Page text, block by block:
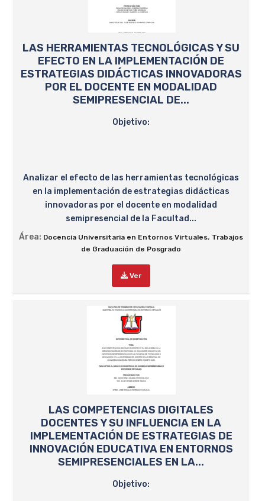
LAS HERRAMIENTAS TECNOLÓGICAS Y SU
EFECTO EN LA IMPLEMENTACIÓN DE
ESTRATEGIAS DIDÁCTICAS INNOVADORAS
POR EL DOCENTE EN MODALIDAD
SEMIPRESENCIAL DE...
Objetivo:
Analizar el efecto de las herramientas tecnológicas
en la implementación de estrategias didácticas
innovadoras por el docente en modalidad
semipresencial de la Facultad...
Área: Docencia Universitaria en Entornos Virtuales, Trabajos
de Graduación de Posgrado
Ver
LAS COMPETENCIAS DIGITALES
DOCENTES Y SU INFLUENCIA EN LA
IMPLEMENTACIÓN DE ESTRATEGIAS DE
INNOVACIÓN EDUCATIVA EN ENTORNOS
SEMIPRESENCIALES EN LA...
Objetivo: